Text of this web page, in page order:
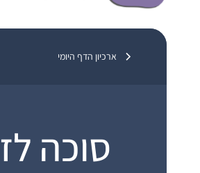
ארכיון הדף היומי
סוכה לז